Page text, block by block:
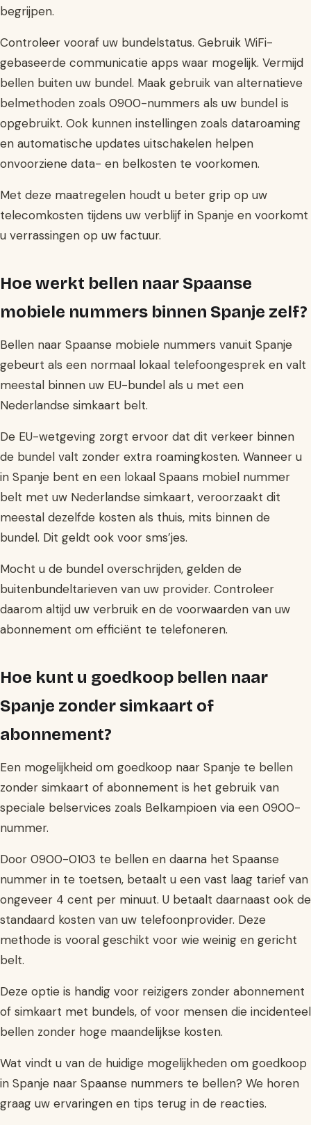
begrijpen.
Controleer vooraf uw bundelstatus. Gebruik WiFi-
gebaseerde communicatie apps waar mogelijk. Vermijd
bellen buiten uw bundel. Maak gebruik van alternatieve
belmethoden zoals 0900-nummers als uw bundel is
opgebruikt. Ook kunnen instellingen zoals dataroaming
en automatische updates uitschakelen helpen
onvoorziene data- en belkosten te voorkomen.
Met deze maatregelen houdt u beter grip op uw
telecomkosten tijdens uw verblijf in Spanje en voorkomt
u verrassingen op uw factuur.
Hoe werkt bellen naar Spaanse
mobiele nummers binnen Spanje zelf?
Bellen naar Spaanse mobiele nummers vanuit Spanje
gebeurt als een normaal lokaal telefoongesprek en valt
meestal binnen uw EU-bundel als u met een
Nederlandse simkaart belt.
De EU-wetgeving zorgt ervoor dat dit verkeer binnen
de bundel valt zonder extra roamingkosten. Wanneer u
in Spanje bent en een lokaal Spaans mobiel nummer
belt met uw Nederlandse simkaart, veroorzaakt dit
meestal dezelfde kosten als thuis, mits binnen de
bundel. Dit geldt ook voor sms’jes.
Mocht u de bundel overschrijden, gelden de
buitenbundeltarieven van uw provider. Controleer
daarom altijd uw verbruik en de voorwaarden van uw
abonnement om efficiënt te telefoneren.
Hoe kunt u goedkoop bellen naar
Spanje zonder simkaart of
abonnement?
Een mogelijkheid om goedkoop naar Spanje te bellen
zonder simkaart of abonnement is het gebruik van
speciale belservices zoals Belkampioen via een 0900-
nummer.
Door 0900-0103 te bellen en daarna het Spaanse
nummer in te toetsen, betaalt u een vast laag tarief van
ongeveer 4 cent per minuut. U betaalt daarnaast ook de
standaard kosten van uw telefoonprovider. Deze
methode is vooral geschikt voor wie weinig en gericht
belt.
Deze optie is handig voor reizigers zonder abonnement
of simkaart met bundels, of voor mensen die incidenteel
bellen zonder hoge maandelijkse kosten.
Wat vindt u van de huidige mogelijkheden om goedkoop
in Spanje naar Spaanse nummers te bellen? We horen
graag uw ervaringen en tips terug in de reacties.